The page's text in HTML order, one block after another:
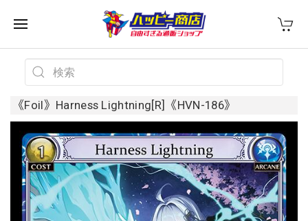
《Foil》Harness Lightning[R]《HVN-186》